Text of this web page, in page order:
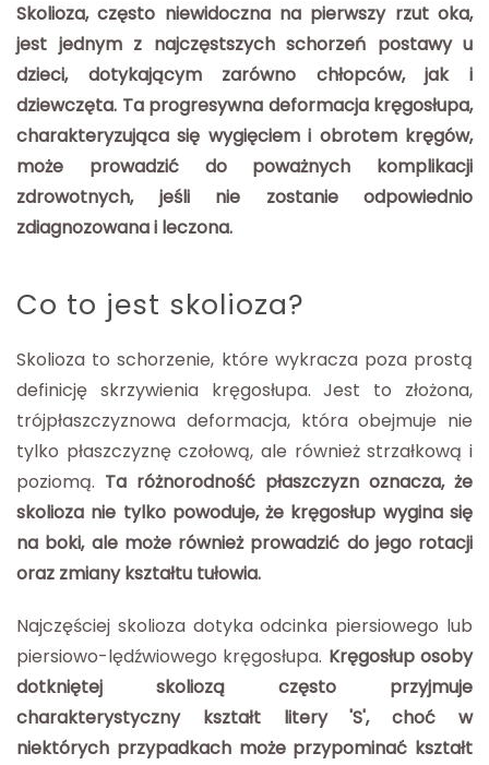
Skolioza, często niewidoczna na pierwszy rzut oka,
jest jednym z najczęstszych schorzeń postawy u
dzieci, dotykającym zarówno chłopców, jak i
dziewczęta. Ta progresywna deformacja kręgosłupa,
charakteryzująca się wygięciem i obrotem kręgów,
może prowadzić do poważnych komplikacji
zdrowotnych, jeśli nie zostanie odpowiednio
zdiagnozowana i leczona.
Co to jest skolioza?
Skolioza to schorzenie, które wykracza poza prostą
definicję skrzywienia kręgosłupa. Jest to złożona,
trójpłaszczyznowa deformacja, która obejmuje nie
tylko płaszczyznę czołową, ale również strzałkową i
poziomą. Ta różnorodność płaszczyzn oznacza, że
skolioza nie tylko powoduje, że kręgosłup wygina się
na boki, ale może również prowadzić do jego rotacji
oraz zmiany kształtu tułowia.
Najczęściej skolioza dotyka odcinka piersiowego lub
piersiowo-lędźwiowego kręgosłupa. Kręgosłup osoby
dotkniętej skoliozą często przyjmuje
charakterystyczny kształt litery 'S', choć w
niektórych przypadkach może przypominać kształt